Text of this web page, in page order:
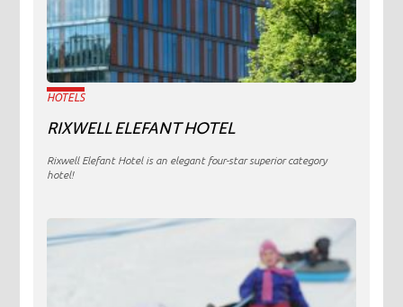
HOTELS
RIXWELL ELEFANT HOTEL
Rixwell Elefant Hotel is an elegant four-star superior category
hotel!